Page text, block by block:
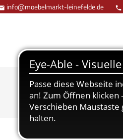
info@moebelmarkt-leinefelde.de 